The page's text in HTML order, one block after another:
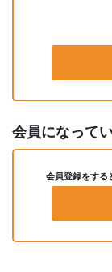
会員になって
会員登録をする